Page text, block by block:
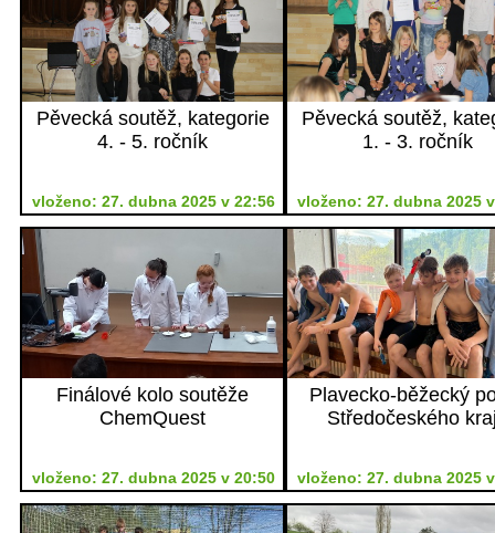
Pěvecká soutěž, kategorie
4. - 5. ročník
vloženo: 27. dubna 2025 v 22:56
Pěvecká soutěž,
1. - 3. ročník
vloženo: 27. dubna 2025
Finálové kolo soutěže
ChemQuest
vloženo: 27. dubna 2025 v 20:50
Plavecko-běžecký
Středočeského
vloženo: 27. dubna 2025